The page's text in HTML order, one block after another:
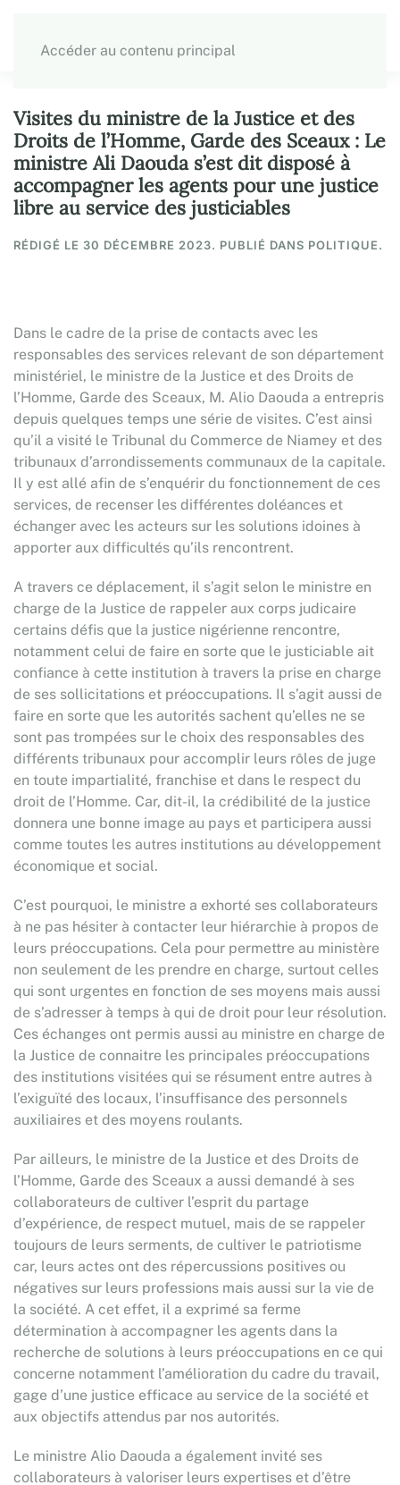
Accéder au contenu principal
Visites du ministre de la Justice et des
Droits de l’Homme, Garde des Sceaux : Le
ministre Ali Daouda s’est dit disposé à
accompagner les agents pour une justice
libre au service des justiciables
RÉDIGÉ LE 30 DÉCEMBRE 2023. PUBLIÉ DANS POLITIQUE.
Dans le cadre de la prise de contacts avec les
responsables des services relevant de son département
ministériel, le ministre de la Justice et des Droits de
l’Homme, Garde des Sceaux, M. Alio Daouda a entrepris
depuis quelques temps une série de visites. C’est ainsi
qu’il a visité le Tribunal du Commerce de Niamey et des
tribunaux d’arrondissements communaux de la capitale.
Il y est allé afin de s’enquérir du fonctionnement de ces
services, de recenser les différentes doléances et
échanger avec les acteurs sur les solutions idoines à
apporter aux difficultés qu’ils rencontrent.
A travers ce déplacement, il s’agit selon le ministre en
charge de la Justice de rappeler aux corps judicaire
certains défis que la justice nigérienne rencontre,
notamment celui de faire en sorte que le justiciable ait
confiance à cette institution à travers la prise en charge
de ses sollicitations et préoccupations. Il s’agit aussi de
faire en sorte que les autorités sachent qu’elles ne se
sont pas trompées sur le choix des responsables des
différents tribunaux pour accomplir leurs rôles de juge
en toute impartialité, franchise et dans le respect du
droit de l’Homme. Car, dit-il, la crédibilité de la justice
donnera une bonne image au pays et participera aussi
comme toutes les autres institutions au développement
économique et social.
C’est pourquoi, le ministre a exhorté ses collaborateurs
à ne pas hésiter à contacter leur hiérarchie à propos de
leurs préoccupations. Cela pour permettre au ministère
non seulement de les prendre en charge, surtout celles
qui sont urgentes en fonction de ses moyens mais aussi
de s’adresser à temps à qui de droit pour leur résolution.
Ces échanges ont permis aussi au ministre en charge de
la Justice de connaitre les principales préoccupations
des institutions visitées qui se résument entre autres à
l’exiguïté des locaux, l’insuffisance des personnels
auxiliaires et des moyens roulants.
Par ailleurs, le ministre de la Justice et des Droits de
l’Homme, Garde des Sceaux a aussi demandé à ses
collaborateurs de cultiver l’esprit du partage
d’expérience, de respect mutuel, mais de se rappeler
toujours de leurs serments, de cultiver le patriotisme
car, leurs actes ont des répercussions positives ou
négatives sur leurs professions mais aussi sur la vie de
la société. A cet effet, il a exprimé sa ferme
détermination à accompagner les agents dans la
recherche de solutions à leurs préoccupations en ce qui
concerne notamment l’amélioration du cadre du travail,
gage d’une justice efficace au service de la société et
aux objectifs attendus par nos autorités.
Le ministre Alio Daouda a également invité ses
collaborateurs à valoriser leurs expertises et d’être